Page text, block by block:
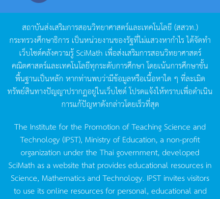
สถาบันส่งเสริมการสอนวิทยาศาสตร์และเทคโนโลยี (สสวท.)
กระทรวงศึกษาธิการ เป็นหน่วยงานของรัฐที่ไม่แสวงหากำไรได้จัดทำ
เว็บไซต์คลังความรู้SciMath เพื่อส่งเสริมการสอนวิทยาศาสตร์
คณิตศาสตร์และเทคโนโลยีทุกระดับการศึกษา โดยเน้นการศึกษาขั้น
พื้นฐานเป็นหลัก หากท่านพบว่ามีข้อมูลหรือเนื้อหาใด ๆ ที่ละเมิด
ทรัพย์สินทางปัญญาปรากฏอยู่ในเว็บไซต์โปรดแจ้งให้ทราบเพื่อดำเนิน
การแก้ปัญหาดังกล่าวโดยเร็วที่สุด
The Institute for the Promotion of Teaching Science and
Technology (IPST), Ministry of Education, a non-profit
organization under the Thai government, developed
SciMath as a website that provides educational resources in
Science, Mathematics and Technology. IPST invites visitors
to use its online resources for personal, educational and